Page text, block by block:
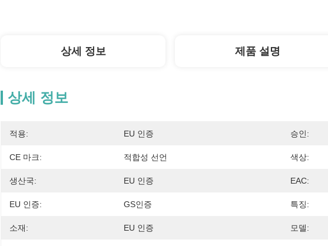
상세 정보 제품 설명
상세 정보
적용: EU 인증 승인:
CE 마크: 적합성 선언 색상:
생산국: EU 인증 EAC:
EU 인증: GS인증 특징:
소재: EU 인증 모델: